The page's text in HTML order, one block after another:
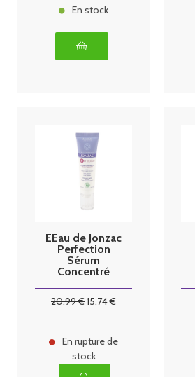
En stock
EEau de Jonzac
Perfection
Sérum
Concentré
20.99€15.74€
En rupture de
stock